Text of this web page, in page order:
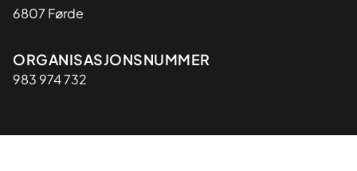
6807 Førde
Organisasjon
ORGANISASJONSNUMMER
983 974 732